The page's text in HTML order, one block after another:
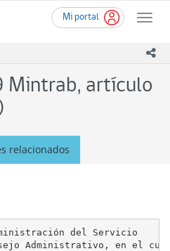
Mi portal
Toggle
Mintrab, artículo
relacionados
del Servicio
Administrativo, en el